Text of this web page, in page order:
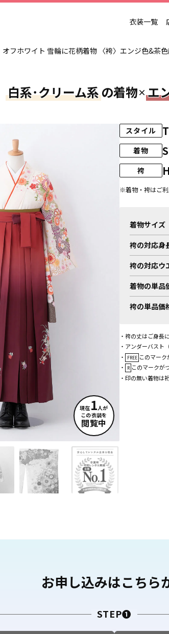
衣装一覧
フホワイト 雪輪に花柄着物 〈袴〉エンジ色&茶
白系･クリーム系の着物× エ
現在 1人が
この衣装を
閲覧中
スタイル
着物
袴
※着物・袴はご利
着物サイズ
袴の対応身
袴の対応ウ
着物の単品
袴の単品価
・袴の丈はご身長
・アンダーバスト
・
FREE このマー
・
R このマークが
・印の無い着物は
お申し込みはこちら
STEP❶